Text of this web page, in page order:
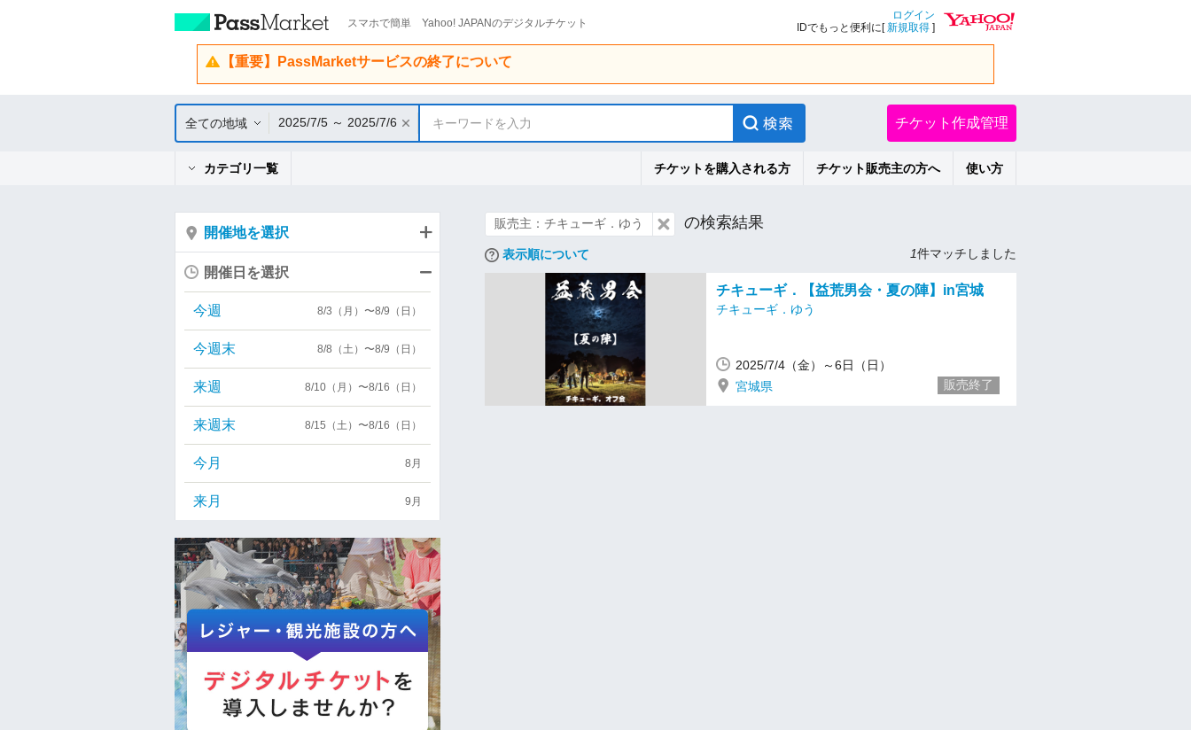
スマホで簡単 Yahoo! JAPANのデジタルチケット
ログイン
IDでもっと便利に[新規取得 ]
【重要】PassMarketサービスの終了について
全ての地域 2025/7/5 ～ 2025/7/6 キーワードを入力 チケット作成管理
カテゴリ一覧 チケットを購入される方 チケット販売主の方へ 使い方
販売主：チキューギ．ゆう の検索結果
表示順について 1件マッチしました
チキューギ．【益荒男会・夏の陣】in宮城
チキューギ．ゆう
2025/7/4（金）～6日（日）
宮城県
販売終了
開催地を選択
開催日を選択
今週 8/3（月）〜8/9（日）
今週末 8/8（土）〜8/9（日）
来週 8/10（月）〜8/16（日）
来週末 8/15（土）〜8/16（日）
今月 8月
来月 9月